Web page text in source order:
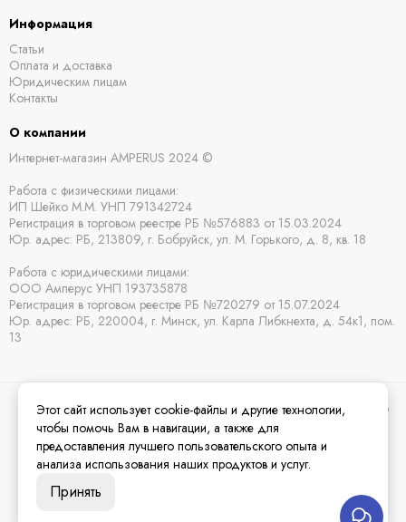
Информация
Статьи
Оплата и доставка
Юридическим лицам
Контакты
О компании
Интернет-магазин AMPERUS 2024 ©
Работа с физическими лицами:
ИП Шейко М.М. УНП 791342724
Регистрация в торговом реестре РБ №576883 от 15.03.2024
Юр. адрес: РБ, 213809, г. Бобруйск, ул. М. Горького, д. 8, кв. 18
Работа с юридическими лицами:
ООО Амперус УНП 193735878
Регистрация в торговом реестре РБ №720279 от 15.07.2024
Юр. адрес: РБ, 220004, г. Минск, ул. Карла Либкнехта, д. 54к1, пом.
13
2026 © Amperus Радиодетали Минск | купить в розницу, оптом и почтой по
Беларуси.Карта сайта
Этот сайт использует cookie-файлы и другие технологии,
чтобы помочь Вам в навигации, а также для
предоставления лучшего пользовательского опыта и
анализа использования наших продуктов и услуг.
Принять